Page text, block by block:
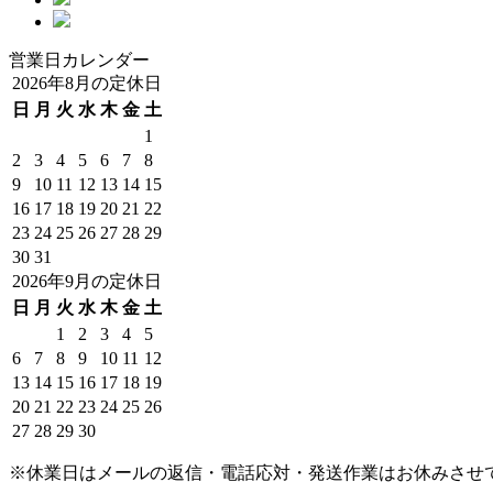
営業日カレンダー
2026年8月の定休日
日
月 火 水 木 金 土
1
2
3 4 5 6 7
8
9
10 11 12 13 14 15
16 17 18 19 20 21 22
23 24 25 26 27 28 29
30 31
2026年9月の定休日
日
月 火 水 木 金 土
1
2 3 4
5
6
7 8 9 10 11 12
13 14 15 16 17 18 19
20 21 22 23 24 25 26
27 28 29 30
※休業日はメールの返信・電話応対・発送作業はお休みさせ